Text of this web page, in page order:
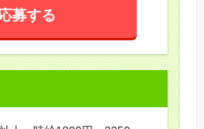
募する